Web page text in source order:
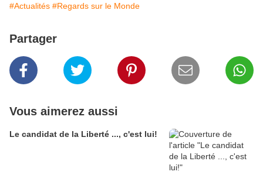
#Actualités #Regards sur le Monde
Partager
Vous aimerez aussi
Le candidat de la Liberté ..., c'est lui!